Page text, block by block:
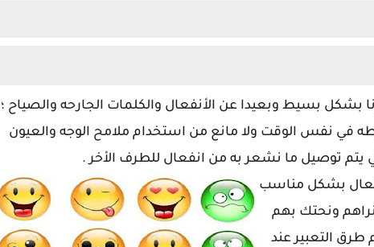
بشكل بسيط وبعيدا عن الأنفعال والكلمات الجارحه والصياح ؛
في نفس الوقت ولا مانع من استخدام ملامح الوجه والعيون
يتم توصيل ما نشعر به من انفعال للطرف الأخر .
بشكل مناسب
ونحتك بهم
طرق التعبير عند